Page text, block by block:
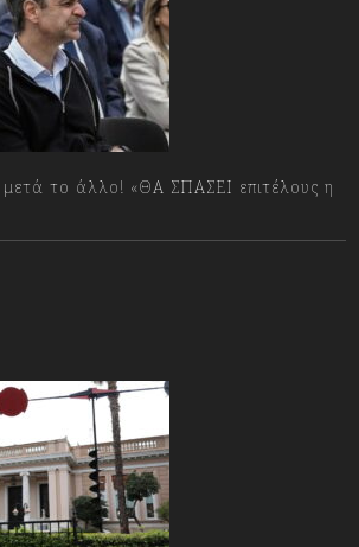
το άλλο! «ΘΑ ΣΠΑΣΕΙ επιτέλους η